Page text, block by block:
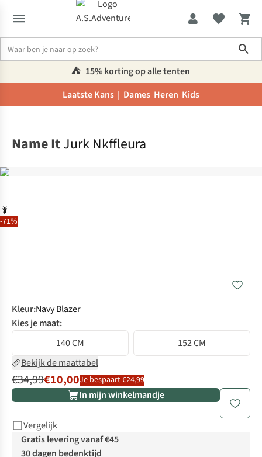
⛺️ 15% korting op alle tenten
Laatste Kans | Dames Heren Kids
-71%
Name ItJurk Nkffleura
Kleur:Navy Blazer
Kies je maat:
140 CM
152 CM
Bekijk de maattabel
€34,99€10,00Je bespaart €24,99
In mijn winkelmandje
Vergelijk
Gratis levering vanaf €45
30 dagen bedenktijd